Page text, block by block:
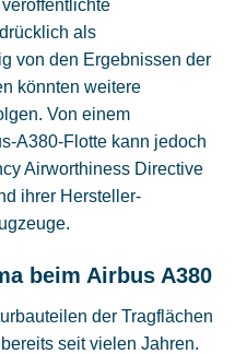
als
von den Ergebnissen der
könnten weitere
Von einem
A380-Flotte kann jedoch
Airworthiness Directive
ihrer Hersteller-
beim Airbus A380
der Tragflächen
seit vielen Jahren.